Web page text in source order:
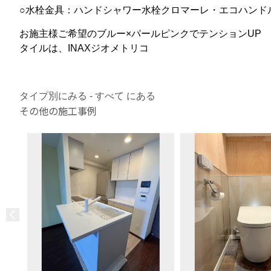
○水栓金具：ハンドシャワー水栓クロマーレ・エコハンド
お施主様ご希望のブルー×パールピンクでテンションUP
タイルは、INAXジオメトリコ
タイプ別にみる - すべて にある
その他の施工事例